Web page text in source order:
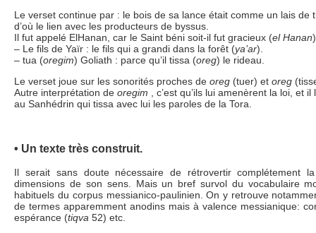
Le verset continue par : le bois de sa lance était comme un lais de
d’où le lien avec les producteurs de byssus.
Il fut appelé ElHanan, car le Saint béni soit-il fut gracieux (el Hanan
– Le fils de Yaïr : le fils qui a grandi dans la forêt (ya’ar).
– tua (oregim) Goliath : parce qu’il tissa (oreg) le rideau.
Le verset joue sur les sonorités proches deoreg (tuer) etoreg
Autre interprétation deoregim , c’est qu’ils lui amenèrent la loi, et
au Sanhédrin qui tissa avec lui les paroles de la Tora.
• Un texte très construit.
Il serait sans doute nécessaire de rétrovertir complétement
dimensions de son sens. Mais un bref survol du vocabulaire
habituels du corpus messianico-paulinien. On y retrouve
de termes apparemment anodins mais à valence messianique:
espérance (tiqva 52) etc.